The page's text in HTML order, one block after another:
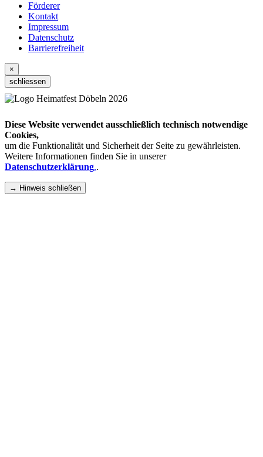
Förderer
Kontakt
Impressum
Datenschutz
Barrierefreiheit
×
schliessen
Diese Website verwendet ausschließlich technisch notwendige
Cookies,
um die Funktionalität und Sicherheit der Seite zu gewährleisten.
Weitere Informationen finden Sie in unserer
Datenschutzerklärung..
→ Hinweis schließen